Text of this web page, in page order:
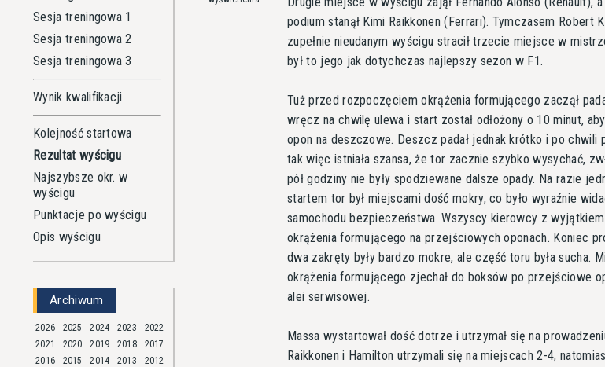
Sesja treningowa 1
Sesja treningowa 2
Sesja treningowa 3
Wynik kwalifikacji
Kolejność startowa
Rezultat wyścigu
Najszybsze okr. w
wyścigu
Punktacje po wyścigu
Opis wyścigu
Archiwum
2026 2025 2024 2023
2022
2021
2020 2019 2018
2017
2016
2015 2014 2013
2012
podium stanął Kimi Raikkonen (Ferrari). Tymczasem Robert
zupełnie nieudanym wyścigu stracił trzecie miejsce w
był to jego jak dotychczas najlepszy sezon w F1.
Tuż przed rozpoczęciem okrążenia formującego zaczął
wręcz na chwilę ulewa i start został odłożony o 10 minut,
opon na deszczowe. Deszcz padał jednak krótko i po chwili
tak więc istniała szansa, że tor zacznie szybko wysychać,
pół godziny nie były spodziewane dalsze opady. Na razie
startem tor był miejscami dość mokry, co było wyraźnie
samochodu bezpieczeństwa. Wszyscy kierowcy z
okrążenia formującego na przejściowych oponach. Koniec
dwa zakręty były bardzo mokre, ale część toru była sucha.
okrążenia formującego zjechał do boksów po przejściowe
alei serwisowej.
Massa wystartował dość dotrze i utrzymał się na
Raikkonen i Hamilton utrzymali się na miejscach 2-4,